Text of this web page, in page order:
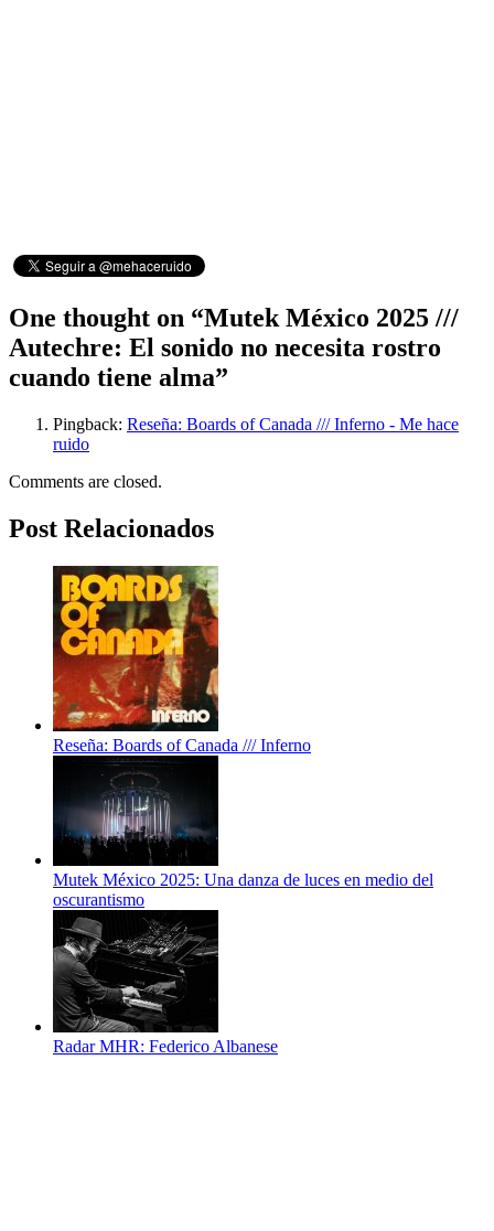
One thought on “Mutek México 2025 ///
Autechre: El sonido no necesita rostro
cuando tiene alma”
Pingback: Reseña: Boards of Canada /// Inferno - Me hace
ruido
Comments are closed.
Post Relacionados
Reseña: Boards of Canada /// Inferno
Mutek México 2025: Una danza de luces en medio del
oscurantismo
Radar MHR: Federico Albanese